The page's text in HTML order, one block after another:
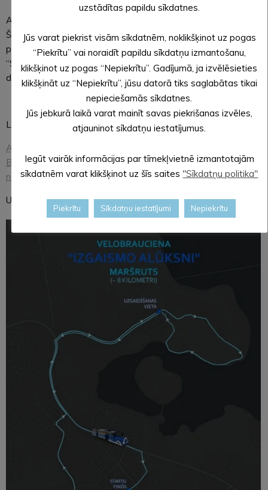
Atgādinām!
Šis ir parādes un labo sajūtu brauciens. Katrs pats ir atbildīgs
par savu drošību, un tiem, kuriem ir jāsteidzas apsteigt
“Severīnu”, diemžēl nebūs iespējas būt brauciena
dalībniekiem.
Liels paldies atbalstītājiem!
Alūksnes novads
Biznesa stacijā,Pa GALMS,VELO OSTA,Alūksnes un Apes
novada fonds ,TeTur.lv,SIA ABIO,4PLUS, Ozoli AZ
Uz tikšanos! Jūsu Jauno Producentu apvienība
uzstādītas papildu sīkdatnes.
Jūs varat piekrist visām sīkdatnēm, noklikšķinot uz pogas
“Piekrītu” vai noraidīt papildu sīkdatņu izmantošanu,
klikšķinot uz pogas “Nepiekrītu”. Gadījumā, ja izvēlēsieties
klikšķināt uz “Nepiekrītu”, jūsu datorā tiks saglabātas tikai
nepieciešamās sīkdatnes.
Jūs jebkurā laikā varat mainīt savas piekrišanas izvēles,
atjauninot sīkdatņu iestatījumus.
Iegūt vairāk informācijas par tīmekļvietnē izmantotajām
sīkdatnēm varat klikšķinot uz šīs saites "Sīkdatņu politika"
Piekrītu Sīkdatņu iestatījumi Nepiekrītu